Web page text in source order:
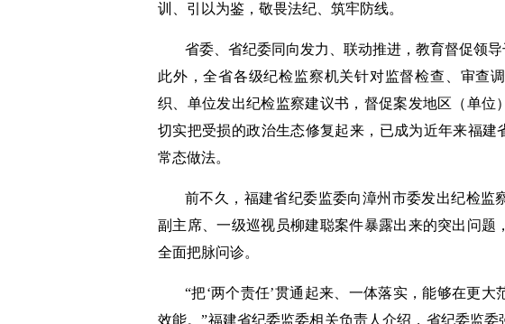
训、引以为鉴，敬畏法纪、筑牢防线。
省委、省纪委同向发力、联动推进，教育督促领导
此外，全省各级纪检监察机关针对监督检查、审查
织、单位发出纪检监察建议书，督促案发地区（单位
切实把受损的政治生态修复起来，已成为近年来福建
常态做法。
前不久，福建省纪委监委向漳州市委发出纪检监
副主席、一级巡视员柳建聪案件暴露出来的突出问题
全面把脉问诊。
“把‘两个责任’贯通起来、一体落实，能够在更
效能。”福建省纪委监委相关负责人介绍，省纪委监